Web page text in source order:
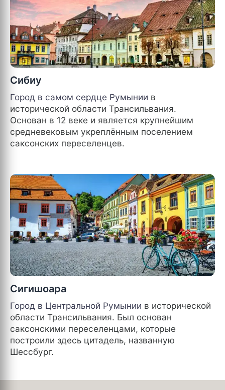
Сибиу
Город в самом сердце Румынии в
исторической области Трансильвания.
Основан в 12 веке и является крупнейшим
средневековым укреплённым поселением
саксонских переселенцев.
Сигишоара
Город в Центральной Румынии в исторической
области Трансильвания. Был основан
саксонскими переселенцами, которые
построили здесь цитадель, названную
Шессбург.